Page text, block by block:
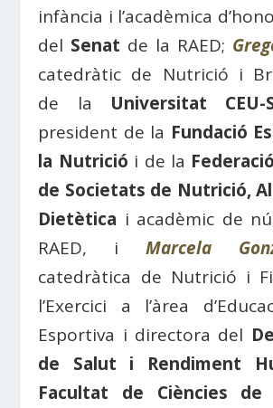
infància i l’acadèmica
del Senat de la RAED;
catedràtic de Nutrició i
de la Universitat CEU-
president de la Fundació
la Nutrició i de la
de Societats de Nutrició,
Dietètica i acadèmic de
RAED, i Marcela
catedràtica de Nutrició i
l’Exercici a l’àrea
Esportiva i directora del
de Salut i Rendiment
Facultat de Ciències de